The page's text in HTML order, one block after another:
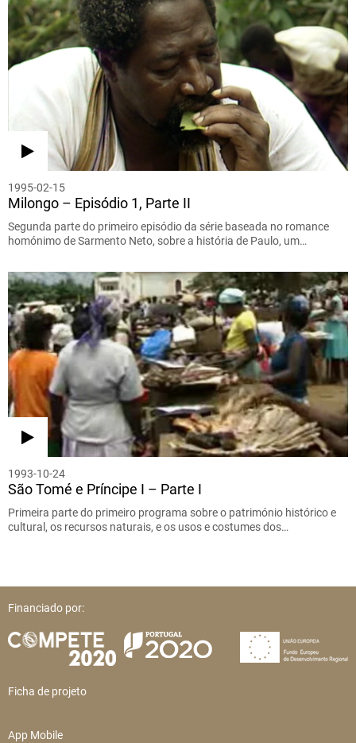
1995-02-15
Milongo – Episódio 1, Parte II
Segunda parte do primeiro episódio da série baseada no romance
homónimo de Sarmento Neto, sobre a história de Paulo, um…
1993-10-24
São Tomé e Príncipe I – Parte I
Primeira parte do primeiro programa sobre o património histórico e
cultural, os recursos naturais, e os usos e costumes dos…
Financiado por:
Ficha de projeto
App Mobile